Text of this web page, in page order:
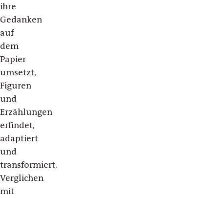
ihre
Gedanken
auf
dem
Papier
umsetzt,
Figuren
und
Erzählungen
erfindet,
adaptiert
und
transformiert.
Verglichen
mit